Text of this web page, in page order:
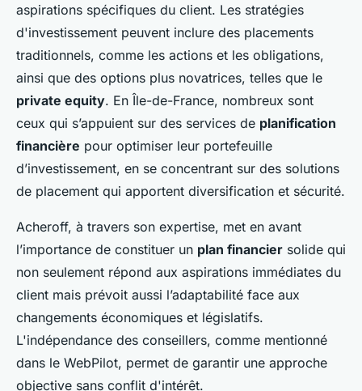
aspirations spécifiques du client. Les stratégies
d'investissement peuvent inclure des placements
traditionnels, comme les actions et les obligations,
ainsi que des options plus novatrices, telles que le
private equity. En Île-de-France, nombreux sont
ceux qui s’appuient sur des services de planification
financière pour optimiser leur portefeuille
d’investissement, en se concentrant sur des solutions
de placement qui apportent diversification et sécurité.
Acheroff, à travers son expertise, met en avant
l’importance de constituer un plan financier solide qui
non seulement répond aux aspirations immédiates du
client mais prévoit aussi l’adaptabilité face aux
changements économiques et législatifs.
L'indépendance des conseillers, comme mentionné
dans le WebPilot, permet de garantir une approche
objective sans conflit d'intérêt.